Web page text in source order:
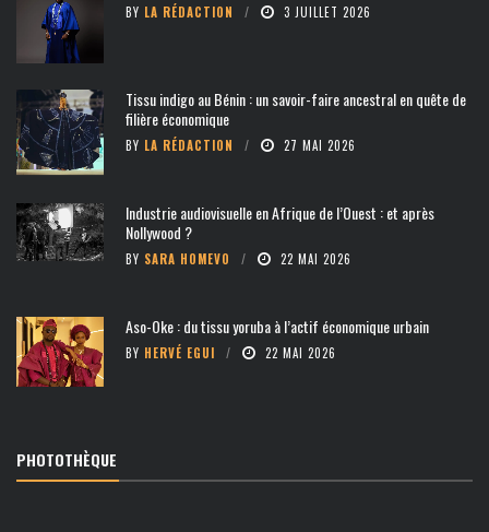
BY LA RÉDACTION 3 JUILLET 2026
Tissu indigo au Bénin : un savoir-faire ancestral en quête de
filière économique
BY LA RÉDACTION 27 MAI 2026
Industrie audiovisuelle en Afrique de l’Ouest : et après
Nollywood ?
BY SARA HOMEVO 22 MAI 2026
Aso-Oke : du tissu yoruba à l’actif économique urbain
BY HERVÉ EGUI 22 MAI 2026
PHOTOTHÈQUE